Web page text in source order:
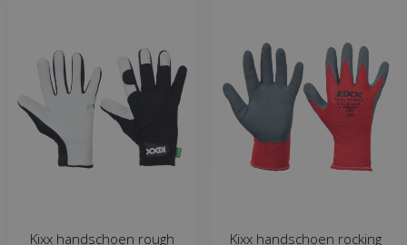
Kixx handschoen rough Kixx handschoen rocking